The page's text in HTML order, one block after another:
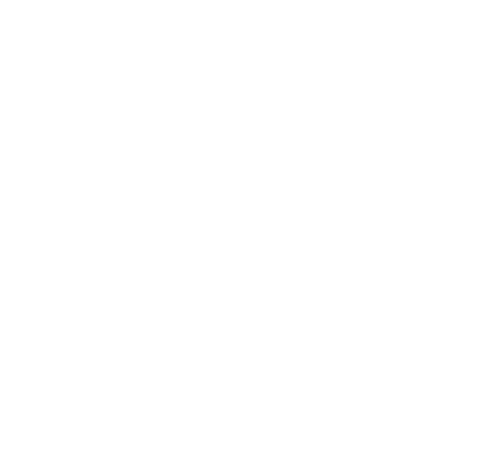
indebærer, at de tager
miljømæssigt og